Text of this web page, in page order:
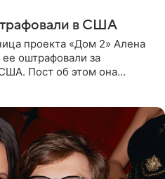
в США
проекта «Дом 2» Алена
ее оштрафовали за
Пост об этом она